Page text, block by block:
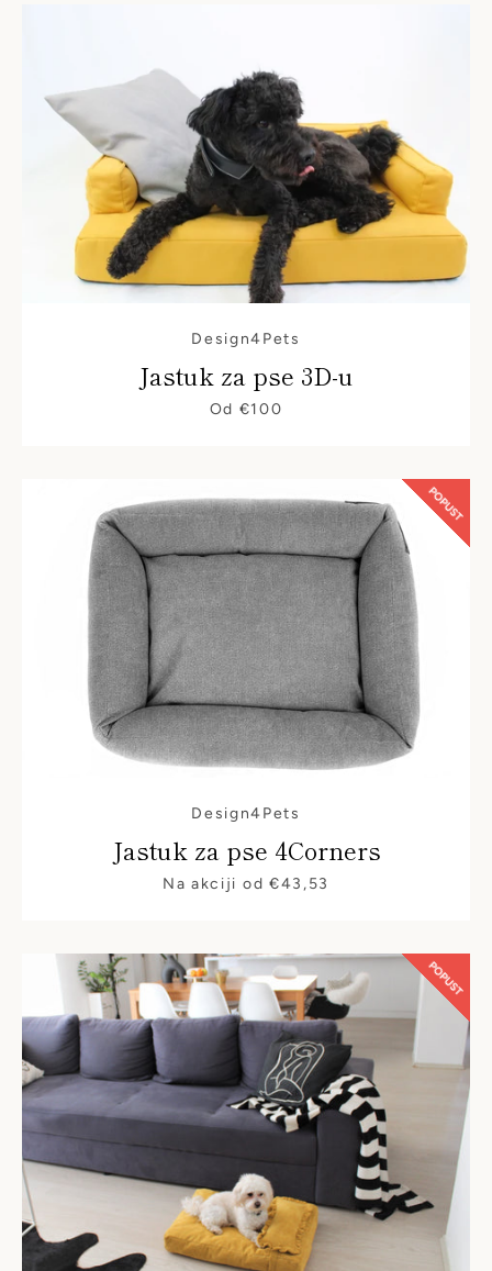
Design4Pets
Jastuk za pse 3D-u
Od €100
Design4Pets
Jastuk za pse 4Corners
Cijena
Na akciji od €43,53
POPUST
POPUST